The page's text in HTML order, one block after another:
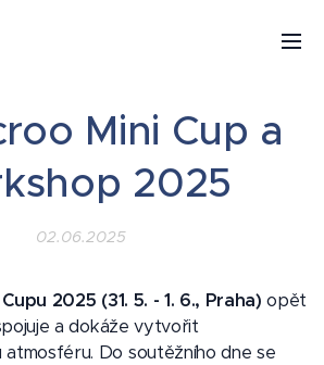
Mini Cup a
2025
02.06.2025
2025 (31. 5. - 1. 6., Praha) opět
a dokáže vytvořit
atmosféru. Do soutěžního dne se